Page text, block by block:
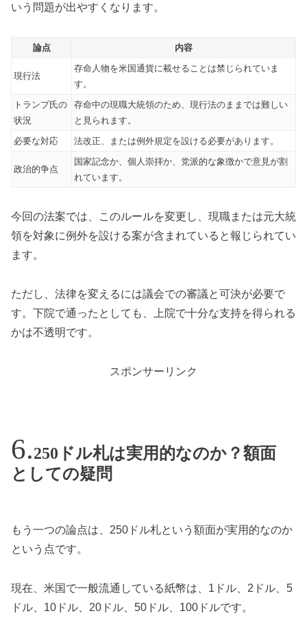
いう問題が出やすくなります。
論点 内容
現行法
存命人物を米国通貨に載せることは禁じられていま
す。
トランプ氏の
状況
存命中の現職大統領のため、現行法のままでは難しい
と見られます。
必要な対応
法改正、または例外規定を設ける必要があります。
政治的争点
国家記念か、個人崇拝か、党派的な象徴かで意見が割
れています。
今回の法案では、このルールを変更し、現職または元大統
領を対象に例外を設ける案が含まれていると報じられてい
ます。
ただし、法律を変えるには議会での審議と可決が必要で
す。下院で通ったとしても、上院で十分な支持を得られる
かは不透明です。
スポンサーリンク
250ドル札は実用的なのか？額面
としての疑問
もう一つの論点は、250ドル札という額面が実用的なのか
という点です。
現在、米国で一般流通している紙幣は、1ドル、2ドル、5
ドル、10ドル、20ドル、50ドル、100ドルです。